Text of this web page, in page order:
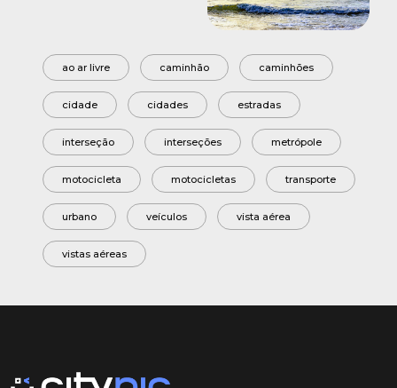
ao ar livre caminhão caminhões
cidade cidades estradas
interseção interseções metrópole
motocicleta motocicletas transporte
urbano veículos vista aérea
vistas aéreas